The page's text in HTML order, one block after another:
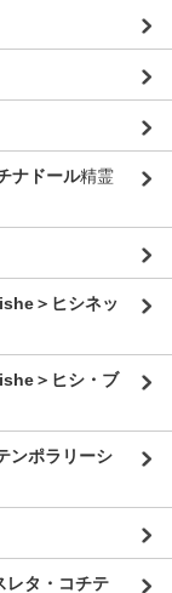
ナドール精霊
＞ヒシネッ
＞ヒシ・ブ
ンポラリーシ
レタ・コチテ